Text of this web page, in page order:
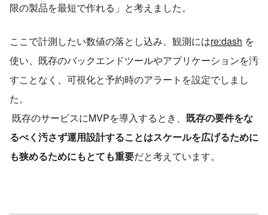
限の製品を最短で作れる」と考えました。
ここで計測したい数値の落とし込み、観測にはre:dash を
使い、既存のバックエンドツールやアプリケーションを汚
すことなく、可視化と予約時のアラートを設定でしまし
た。
既存のサービスにMVPを導入するとき、 既存の要件をな
るべく汚さず運用設計することはスケールを広げるために
も狭めるためにもとても重要だと考えています。